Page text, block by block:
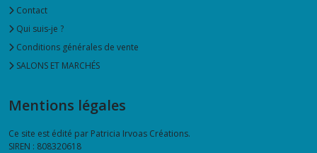
Contact
Qui suis-je ?
Conditions générales de vente
SALONS ET MARCHÉS
Mentions légales
Ce site est édité par Patricia Irvoas Créations.
SIREN : 808320618